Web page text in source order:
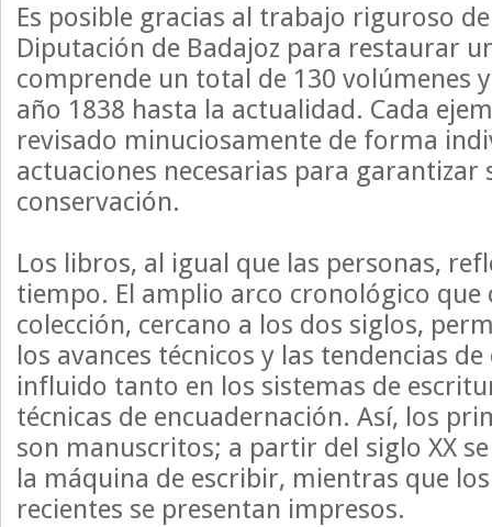
Es posible gracias al trabajo riguroso
Diputación de Badajoz para restaurar
comprende un total de 130 volúmenes
año 1838 hasta la actualidad. Cada
revisado minuciosamente de forma
actuaciones necesarias para garantizar
conservación.
Los libros, al igual que las personas,
tiempo. El amplio arco cronológico que
colección, cercano a los dos siglos,
los avances técnicos y las tendencias
influido tanto en los sistemas de
técnicas de encuadernación. Así, los
son manuscritos; a partir del siglo XX
la máquina de escribir, mientras que
recientes se presentan impresos.